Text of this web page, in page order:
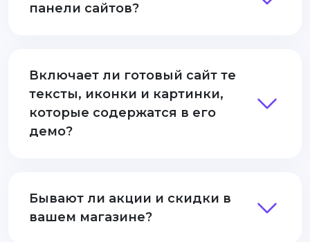
панели сайтов?
Включает ли готовый сайт те
тексты, иконки и картинки,
которые содержатся в его
демо?
Бывают ли акции и скидки в
вашем магазине?